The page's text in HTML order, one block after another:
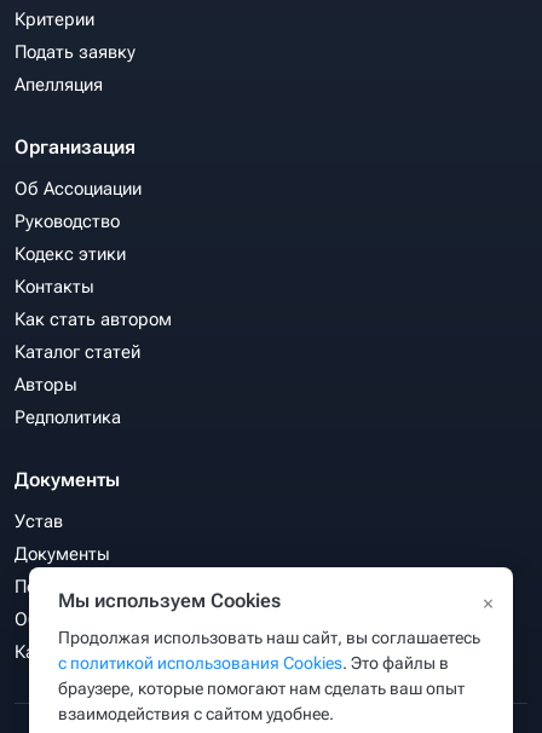
Критерии
Подать заявку
Апелляция
Организация
Об Ассоциации
Руководство
Кодекс этики
Контакты
Как стать автором
Каталог статей
Авторы
Редполитика
Документы
Устав
Документы
Политика конфиденциальности
Обработка персональных данных
Карта сайта
Мы используем Cookies
Продолжая использовать наш сайт, вы соглашаетесь
с политикой использования Cookies. Это файлы в
браузере, которые помогают нам сделать ваш опыт
взаимодействия с сайтом удобнее.
×